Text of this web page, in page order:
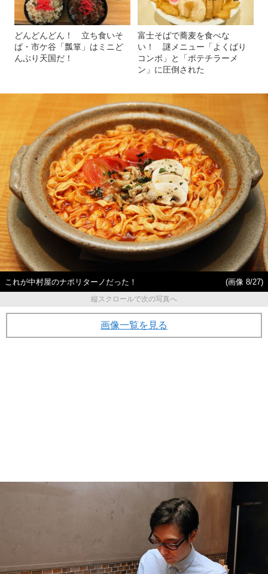
どんどんどん！ 立ち食いそ
ば・市ケ谷「瓢箪」はミニど
んぶり天国だ！
富士そばで蕎麦を食べな
い！ 謎メニュー「よくばり
コンボ」と「ポテチラーメ
ン」に圧倒された
これが中村屋のナポリターノだった！
(画像 8/27)
縦スクロールで次の写真へ
画像一覧を見る